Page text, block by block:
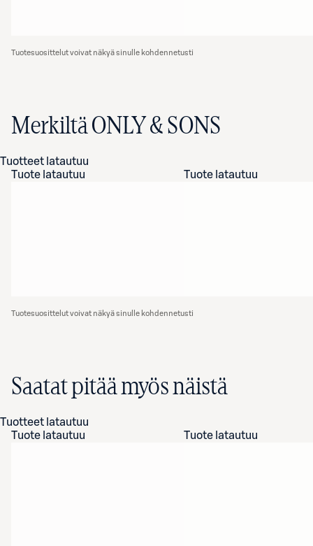
Tuotesuosittelut voivat näkyä sinulle kohdennetusti
Merkiltä ONLY & SONS
Tuotteet latautuu
Tuote latautuu
Tuote latautuu
Tuotesuosittelut voivat näkyä sinulle kohdennetusti
Saatat pitää myös näistä
Tuotteet latautuu
Tuote latautuu
Tuote latautuu